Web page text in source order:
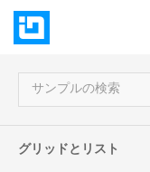
Ignite UI for jQuery
メニュー
サンプルの検索
グリッドとリスト